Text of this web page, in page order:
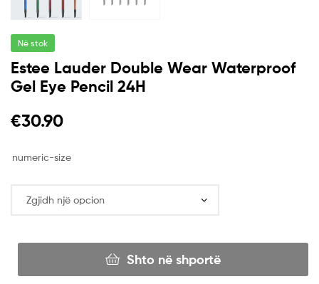
Në stok
Estee Lauder Double Wear Waterproof
Gel Eye Pencil 24H
€30.90
numeric-size
Shto në shportë